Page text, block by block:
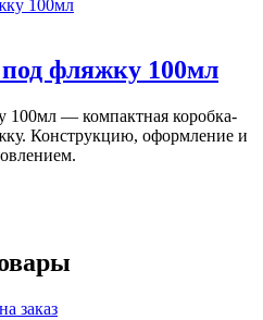
фляжку 100мл
100мл — компактная коробка-
Конструкцию, оформление и